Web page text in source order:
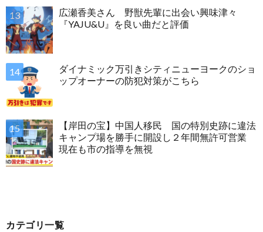
広瀬香美さん 野獣先輩に出会い興味津々
『YAJU&U』を良い曲だと評価
ダイナミック万引きシティニューヨークのショ
ップオーナーの防犯対策がこちら
【岸田の宝】中国人移民 国の特別史跡に違法
キャンプ場を勝手に開設し２年間無許可営業
現在も市の指導を無視
カテゴリ一覧